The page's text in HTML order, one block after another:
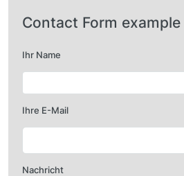
Contact Form example
Ihr Name
Ihre E-Mail
Nachricht